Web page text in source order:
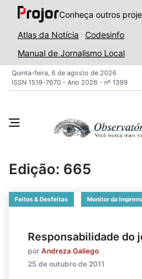
Conheça outros
Atlas da Notícia
Codesinfo
Manual de Jornalismo Local
Quinta-feira, 6 de agosto de 2026
ISSN 1519-7670 - Ano 2026 - nº 1399
Edição: 665
Feitos & Desfeitas Monitor da
Responsabilidade do
por Andreza Galiego
25 de outubro de 2011